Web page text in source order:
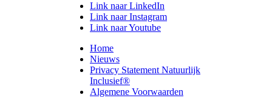
Link naar LinkedIn
Link naar Instagram
Link naar Youtube
Home
Nieuws
Privacy Statement Natuurlijk
Inclusief®
Algemene Voorwaarden